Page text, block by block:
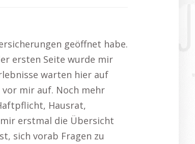
geöffnet habe.
ersten Seite wurde mir
warten hier auf
mir auf. Noch mehr
Hausrat,
erstmal die Übersicht
sich vorab Fragen zu